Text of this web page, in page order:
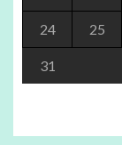
24 25
31